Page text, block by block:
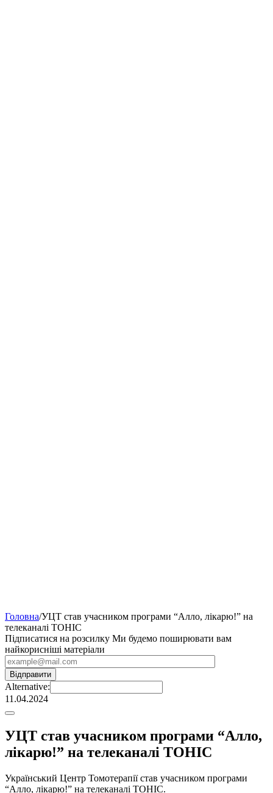
Головна/УЦТ став учасником програми “Алло, лікарю!” на
телеканалі ТОНІС
Підписатися на розсилку Ми будемо поширювати вам
найкорисніші матеріали
Alternative:
11.04.2024
УЦТ став учасником програми “Алло,
лікарю!” на телеканалі ТОНІС
Український Центр Томотерапії став учасником програми
“Алло, лікарю!” на телеканалі ТОНІС.